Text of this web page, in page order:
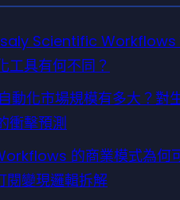
Scientific Workflows
工具有何不同？
動化市場規模有多大？對
衝擊預測
的商業模式為何
閱變現邏輯拆解